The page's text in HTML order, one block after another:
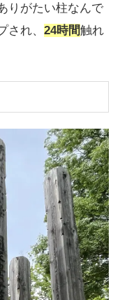
りがたい柱なんで
れ、 24時間触れ